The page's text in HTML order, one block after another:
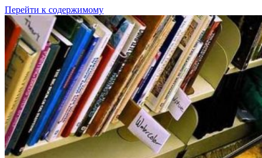
Перейти к содержимому